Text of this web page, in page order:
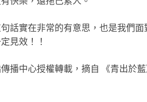
話實在非常的有意思，也是我們
見效！！
播中心授權轉載，摘自 《青出於藍